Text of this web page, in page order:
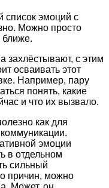
список эмоций с
Можно просто
ближе.
захлёстывают, с этим
осваивать этот
Например, пару
понять, какие
и что их вызвало.
как для
эмоции
в отдельном
сильный
причин, можно